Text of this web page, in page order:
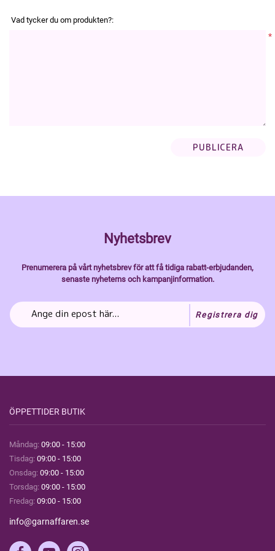
Vad tycker du om produkten?:
*
Nyhetsbrev
Prenumerera på vårt nyhetsbrev för att få tidiga rabatt-erbjudanden,
senaste nyheterns och kampanjinformation.
Registrera dig
ÖPPETTIDER BUTIK
Måndag: 09:00 - 15:00
Tisdag: 09:00 - 15:00
Onsdag: 09:00 - 15:00
Torsdag: 09:00 - 15:00
Fredag: 09:00 - 15:00
info@garnaffaren.se